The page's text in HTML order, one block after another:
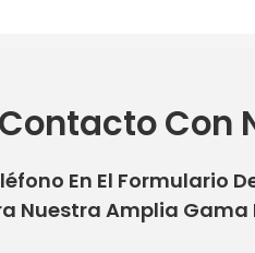
Con
En El
Nuestra Amplia Gama